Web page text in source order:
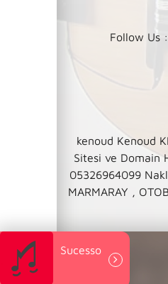
Follow Us :
kenoud Kenoud
Sitesi ve Domain
05326964099
MARMARAY ,
Sucesso